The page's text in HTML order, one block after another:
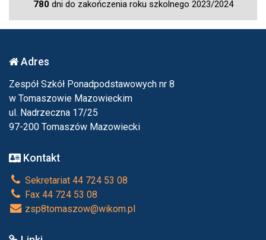
780dni do zakończenia roku szkolnego 2023/2024
Adres
Zespół Szkół Ponadpodstawowych nr 8
w Tomaszowie Mazowieckim
ul. Nadrzeczna 17/25
97-200 Tomaszów Mazowiecki
Kontakt
Sekretariat 44 724 53 08
Fax 44 724 53 08
zsp8tomaszow@wikom.pl